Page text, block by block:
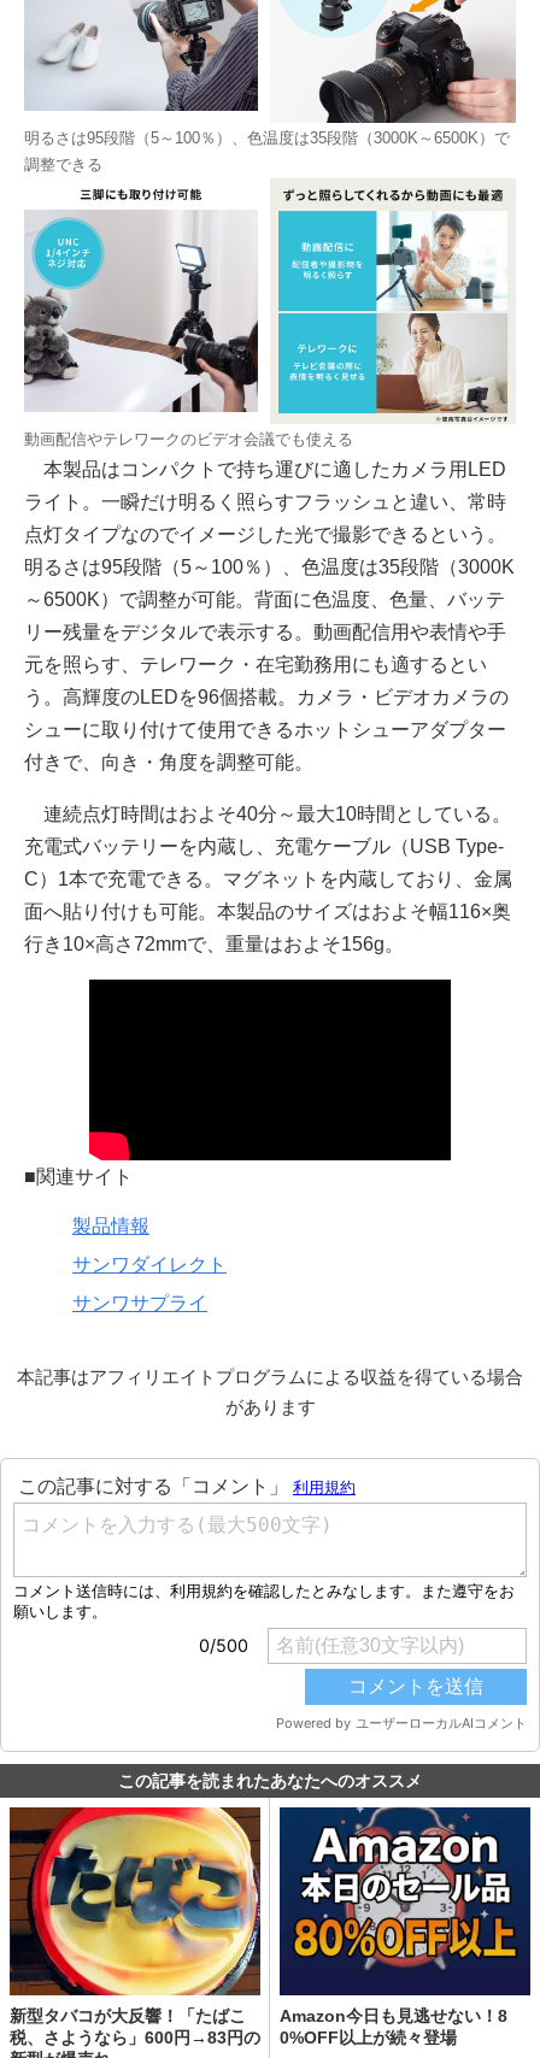
明るさは95段階（5～100％）、色温度は35段階（3000K～6500K）で
調整できる
動画配信やテレワークのビデオ会議でも使える
本製品はコンパクトで持ち運びに適したカメラ用LED
ライト。一瞬だけ明るく照らすフラッシュと違い、常時
点灯タイプなのでイメージした光で撮影できるという。
明るさは95段階（5～100％）、色温度は35段階（3000K
～6500K）で調整が可能。背面に色温度、色量、バッテ
リー残量をデジタルで表示する。動画配信用や表情や手
元を照らす、テレワーク・在宅勤務用にも適するとい
う。高輝度のLEDを96個搭載。カメラ・ビデオカメラの
シューに取り付けて使用できるホットシューアダプター
付きで、向き・角度を調整可能。
連続点灯時間はおよそ40分～最大10時間としている。
充電式バッテリーを内蔵し、充電ケーブル（USB Type-
C）1本で充電できる。マグネットを内蔵しており、金属
面へ貼り付けも可能。本製品のサイズはおよそ幅116×奥
行き10×高さ72mmで、重量はおよそ156g。
■関連サイト
製品情報
サンワダイレクト
サンワサプライ
本記事はアフィリエイトプログラムによる収益を得ている場合
があります
この記事を読まれたあなたへのオススメ
新型タバコが大反響！「たばこ
税、さようなら」600円→83円の
Amazon今日も見逃せない！8
0%OFF以上が続々登場